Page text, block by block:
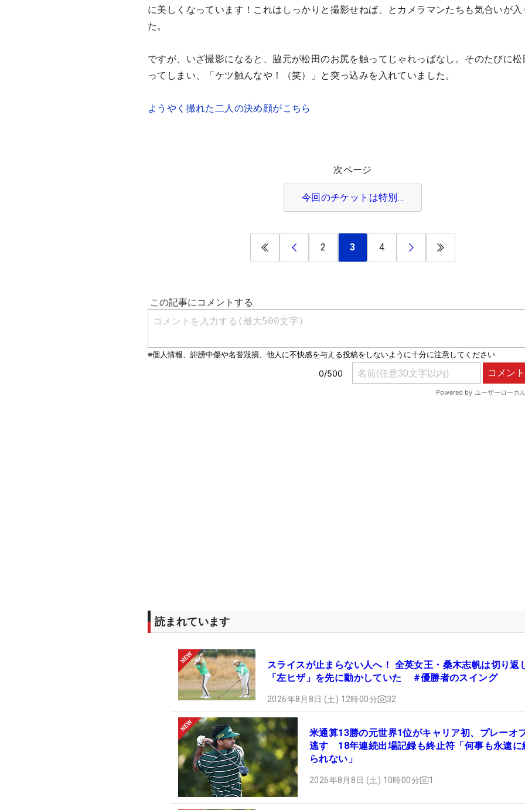
に美しくなっています！これはしっかりと撮影せねば、とカメラマンたちも気合いが入
た。
ですが、いざ撮影になると、脇元が松田のお尻を触ってじゃれっぱなし。そのたびに松
ってしまい、「ケツ触んなや！（笑）」と突っ込みを入れていました。
ようやく撮れた二人の決め顔がこちら
次ページ
今回のチケットは特別…
2 3 4
読まれています
スライスが止まらない人へ！ 全英女王・桑木志帆は切り返
「左ヒザ」を先に動かしていた #優勝者のスイング
2026年8月8日 (土) 12時00分 32
米通算13勝の元世界1位がキャリア初、プレーオ
逃す 18年連続出場記録も終止符「何事も永遠に
られない」
2026年8月8日 (土) 10時00分 1